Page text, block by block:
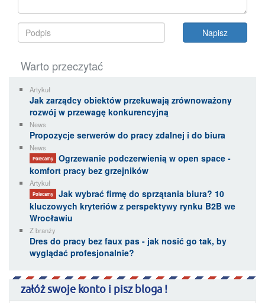
Warto przeczytać
Artykuł
Jak zarządcy obiektów przekuwają zrównoważony
rozwój w przewagę konkurencyjną
News
Propozycje serwerów do pracy zdalnej i do biura
News
Polecamy
Ogrzewanie podczerwienią w open space -
komfort pracy bez grzejników
Artykuł
Polecamy
Jak wybrać firmę do sprzątania biura? 10
kluczowych kryteriów z perspektywy rynku B2B we
Wrocławiu
Z branży
Dres do pracy bez faux pas - jak nosić go tak, by
wyglądać profesjonalnie?
załóż swoje konto i pisz bloga !